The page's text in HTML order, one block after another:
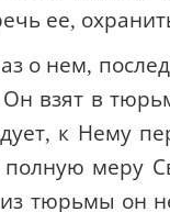
ее,
о нем,
взят в
к Нему
меру
тюрьмы он